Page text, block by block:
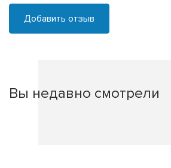
Добавить отзыв
Вы недавно смотрели